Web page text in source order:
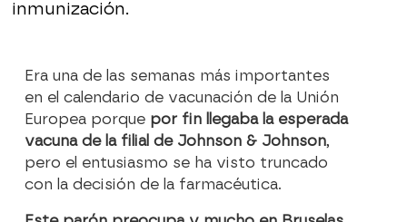
inmunización.
Era una de las semanas más importantes
en el calendario de vacunación de la Unión
Europea porque por fin llegaba la esperada
vacuna de la filial de Johnson & Johnson,
pero el entusiasmo se ha visto truncado
con la decisión de la farmacéutica.